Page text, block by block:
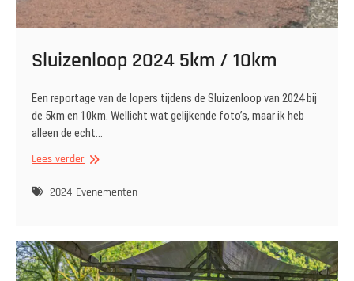
Sluizenloop 2024 5km / 10km
Een reportage van de lopers tijdens de Sluizenloop van 2024 bij
de 5km en 10km. Wellicht wat gelijkende foto’s, maar ik heb
alleen de echt…
Lees verderSluizenloop
5km
2024 Evenementen